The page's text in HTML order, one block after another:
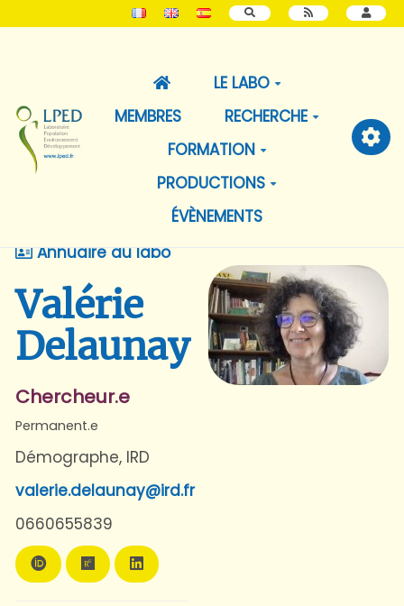
RECHERCHER
LE LABO
MEMBRES
RECHERCHE
FORMATION
PRODUCTIONS
ÉVÈNEMENTS
Annuaire du labo
Valérie
Delaunay
Chercheur.e
Permanent.e
Démographe, IRD
valerie.delaunay@ird.fr
0660655839